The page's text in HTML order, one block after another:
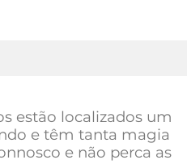
estão localizados um
e têm tanta magia
e não perca as